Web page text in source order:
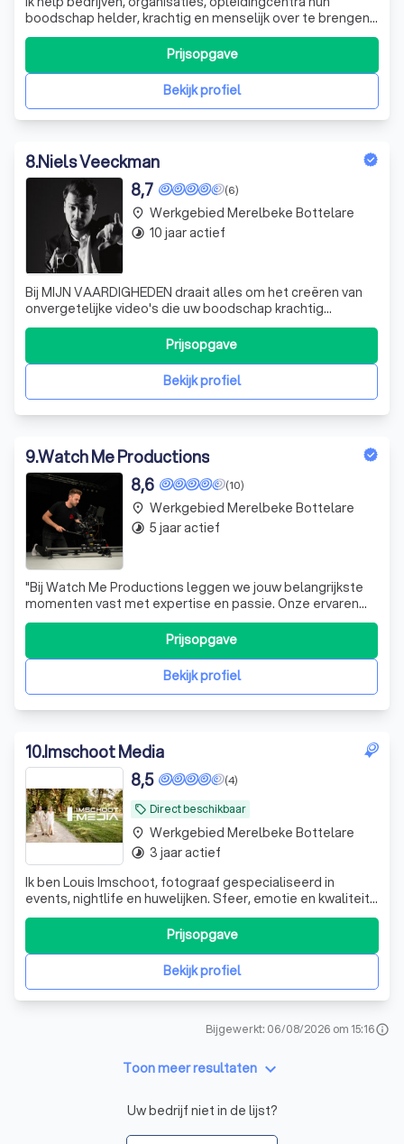
boodschap helder, krachtig en menselijk over te brengen
met video. Productie van A tot Z: videoreportage,
bedrijfsfilm, commercial, testimonials...
Bekijk profiel
Prijsopgave
8.Niels Veeckman
(6)
8,7
Bij MIJN VAARDIGHEDEN draait alles om het creëren van
onvergetelijke video's die uw boodschap krachtig
overbrengen. Met meer dan 11 jaar ervaring in
videoproductie, combineren we artistieke visie met
technische expertise om elk project tot een succes te
maken. Onze aanpak begint met het nauwkeurig d
Bekijk profiel
Prijsopgave
place Werkgebied Merelbeke Bottelare
timelapse 10 jaar actief
9.Watch Me Productions
(10)
8,6
"Bij Watch Me Productions leggen we jouw belangrijkste
momenten vast met expertise en passie. Onze ervaren
fotografen en videografen staan klaar om jouw verhaal te
vertellen met verbluffende beelden. Commerciële-,
vastgoed-, automotive projecten en bruiloften, wij leveren
hoogwaardige foto- en videoBekijk profiel
Prijsopgave
place Werkgebied Merelbeke Bottelare
timelapse 5 jaar actief
10.Imschoot Media
local_offer Direct beschikbaar
(4)
8,5
Ik ben Louis Imschoot, fotograaf gespecialiseerd in
events, nightlife en huwelijken. Sfeer, emotie en kwaliteit
staan centraal. Boek nu jouw moment bij Imschoot Media!”
Bekijk profiel
Prijsopgave
place Werkgebied Merelbeke Bottelare
timelapse 3 jaar actief
Bijgewerkt: 06/08/2026 om 15:16info
Toon meer resultaten keyboard_arrow_down
Uw bedrijf niet in de lijst?